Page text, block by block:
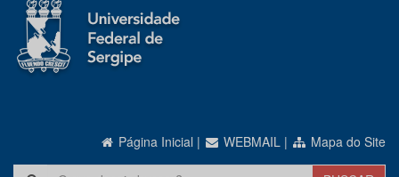
Página Inicial | WEBMAIL | Mapa do Site